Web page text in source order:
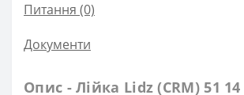
Питання (0)
Документи
Опис - Лійка Lidz (CRM) 51 14